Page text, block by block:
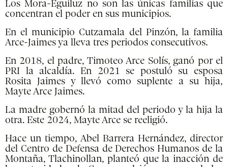
Los Mora-Eguiluz no son las únicas familias que
concentran el poder en sus municipios.
En el municipio Cutzamala del Pinzón, la familia
Arce-Jaimes ya lleva tres periodos consecutivos.
En 2018, el padre, Timoteo Arce Solís, ganó por el
PRI la alcaldía. En 2021 se postuló su esposa
Rosita Jaimes y llevó como suplente a su hija,
Mayte Arce Jaimes.
La madre gobernó la mitad del periodo y la hija la
otra. Este 2024, Mayte Arce se reeligió.
Hace un tiempo, Abel Barrera Hernández, director
del Centro de Defensa de Derechos Humanos de la
Montaña, Tlachinollan, planteó que la inacción de